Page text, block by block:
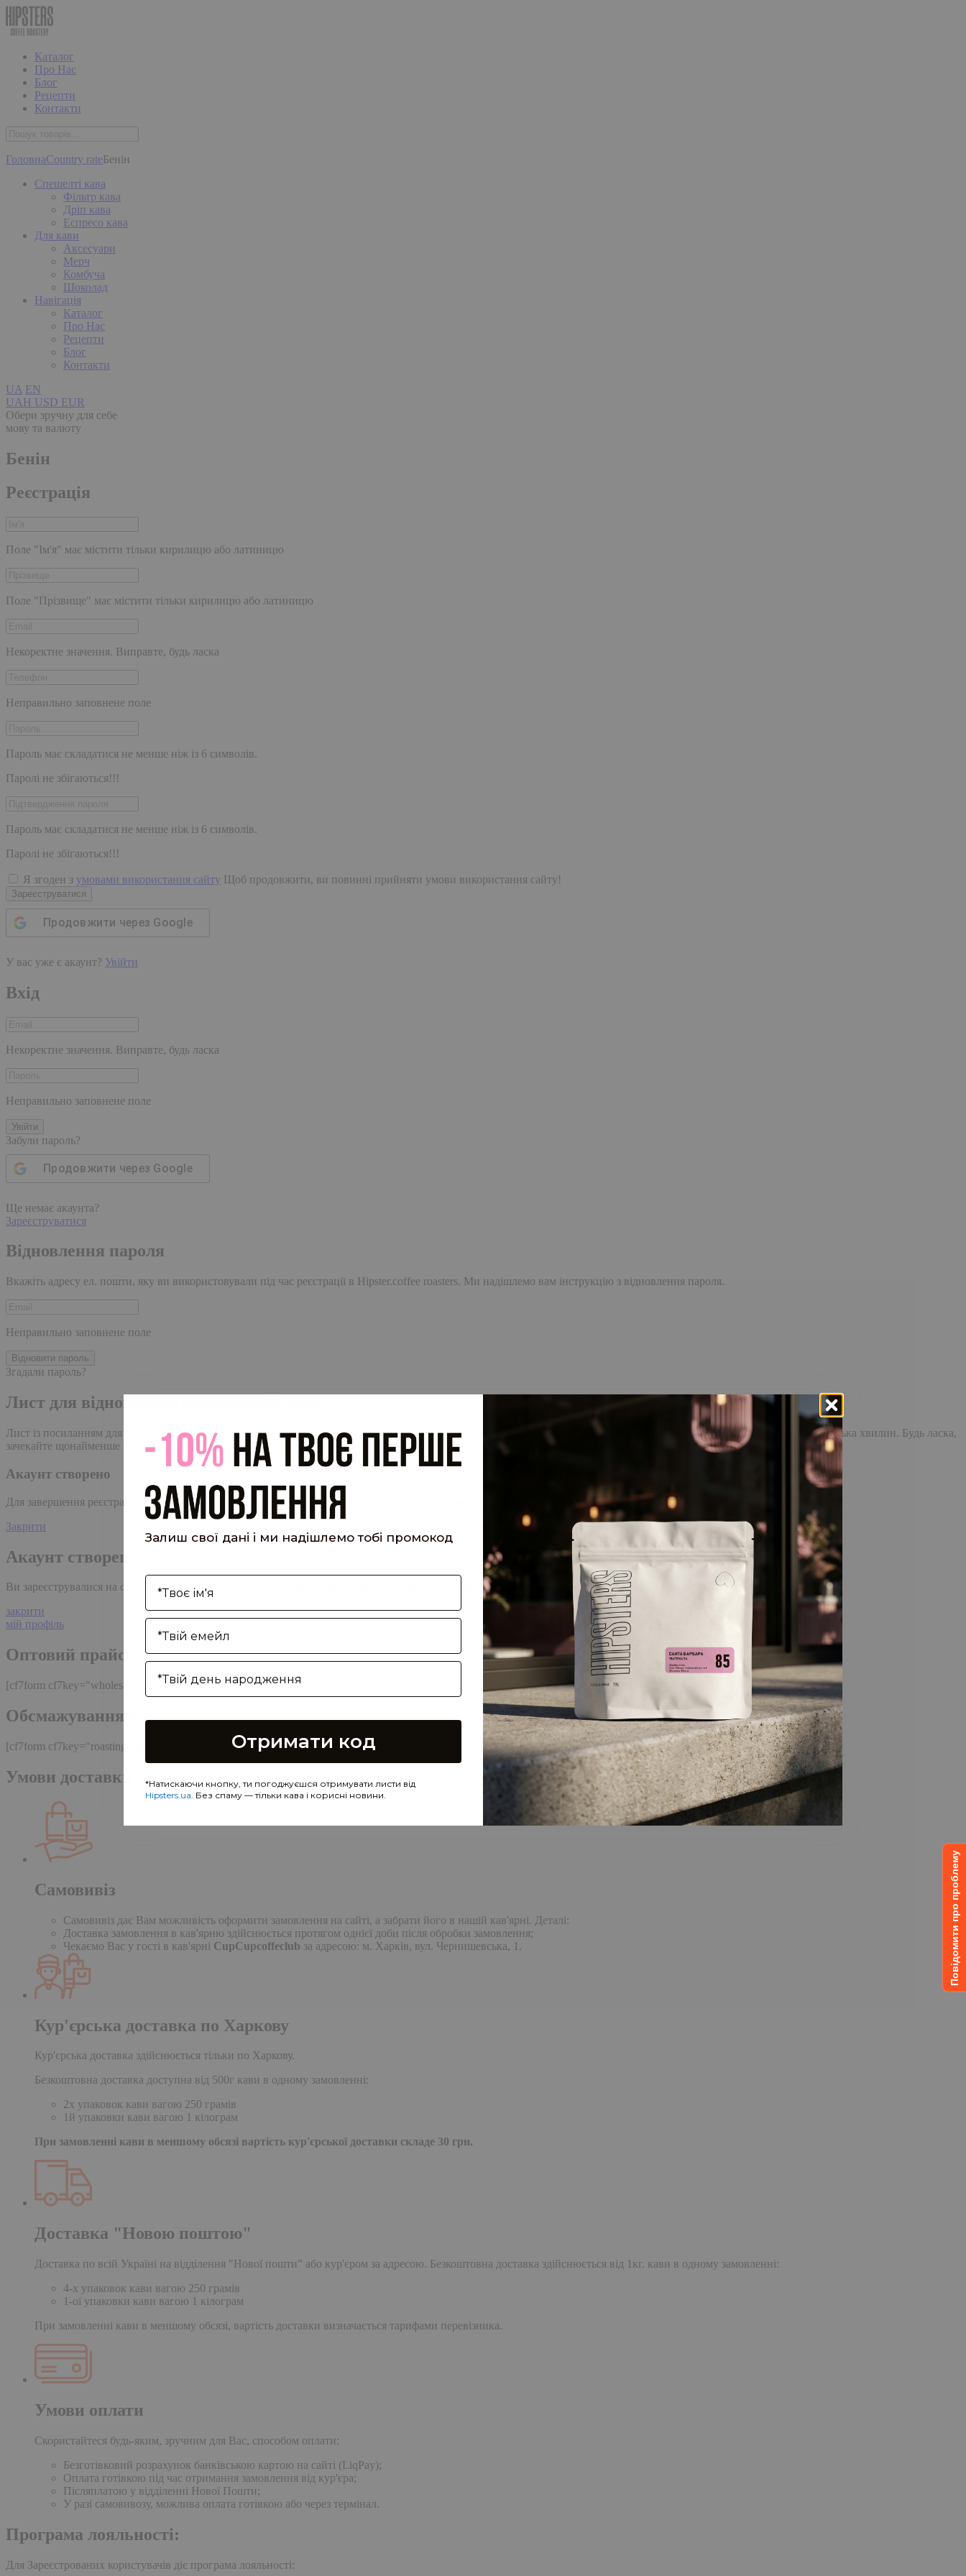
Повідомити про проблему
Каталог
Про Нас
Блог
Рецепти
Контакти
ГоловнаCountry rateБенін
Спешелті кава
Фільтр кава
Дріп кава
Еспресо кава
Для кави
Аксесуари
Мерч
Комбуча
Шоколад
Навігація
Каталог
Про Нас
Рецепти
Блог
Контакти
UA EN
UAH USD EUR
Обери зручну для себе
мову та валюту
Бенін
Реєстрація
Поле "Ім'я" має містити тільки кирилицю або латиницю
Поле "Прізвище" має містити тільки кирилицю або латиницю
Некоректне значення. Виправте, будь ласка
Неправильно заповнене поле
Пароль має складатися не менше ніж із 6 символів.
Паролі не збігаються!!!
Пароль має складатися не менше ніж із 6 символів.
Паролі не збігаються!!!
Я згоден з умовами використання сайту Щоб продовжити, ви повинні прийняти умови використання сайту!
Зареєструватися
Продовжити через Google
У вас уже є акаунт? Увійти
Вхід
Некоректне значення. Виправте, будь ласка
Неправильно заповнене поле
Увійти
Забули пароль?
Продовжити через Google
Ще немає акаунта?
Зареєструватися
Відновлення пароля
Вкажіть адресу ел. пошти, яку ви використовували під час реєстрації в Hipster.coffee roasters. Ми надішлемо вам інструкцію з відновлення пароля.
Неправильно заповнене поле
Відновити пароль
Згадали пароль?
Лист для відновлення пароля надіслано.
Лист із посиланням для скидання пароля було надіслано на адресу електронної пошти, прив'язану до вашого облікового запису, доставка повідомлення може зайняти кілька хвилин. Будь ласка,
зачекайте щонайменше 10 хвилин, перш ніж ініціювати ще один запит.
Акаунт створено
Для завершення реєстрації, перейдіть за посиланням у листі, який було надіслано Вам на пошту!
Закрити
Акаунт створено
Ви зареєструвалися на сайті Hipster.coffee
roasters і вже можете користуватися особистим кабінетом, щоб отримувати знижки та відстежувати історію замовлень!
закрити
мій профіль
Оптовий прайс
[cf7form cf7key="wholesale-popup"]
Обсмажування кави
[cf7form cf7key="roasting-popup"]
Умови доставки та оплати
Самовивіз
Самовивіз дає Вам можливість оформити замовлення на сайті, а забрати його в нашій кав'ярні. Деталі:
Доставка замовлення в кав'ярню здійснюється протягом однієї доби після обробки замовлення;
Чекаємо Вас у гості в кав'ярні CupCupcoffeclub за адресою: м. Харків, вул. Чернишевська, 1.
Кур'єрська доставка по Харкову
Кур'єрська доставка здійснюється тільки по Харкову.
Безкоштовна доставка доступна від 500г кави в одному замовленні:
2х упаковок кави вагою 250 грамів
1й упаковки кави вагою 1 кілограм
При замовленні кави в меншому обсязі вартість кур'єрської доставки складе 30 грн.
Доставка "Новою поштою"
Доставка по всій Україні на відділення "Нової пошти" або кур'єром за адресою. Безкоштовна доставка здійснюється від 1кг. кави в одному замовленні:
4-х упаковок кави вагою 250 грамів
1-ої упаковки кави вагою 1 кілограм
При замовленні кави в меншому обсязі, вартість доставки визначається тарифами перевізника.
Умови оплати
Скористайтеся будь-яким, зручним для Вас, способом оплати:
Безготівковий розрахунок банківською картою на сайті (LiqPay);
Оплата готівкою під час отримання замовлення від кур'єра;
Післяплатою у відділенні Нової Пошти;
У разі самовивозу, можлива оплата готівкою або через термінал.
Програма лояльності:
Для Зареєстрованих користувачів діє програма лояльності:
Залиш свої дані і ми надішлемо тобі промокод
І'мя
Enter your email address
Birthday
Отримати код
*Натискаючи кнопку, ти погоджуєшся отримувати листи від
Hipsters.ua. Без спаму — тільки кава і корисні новини.